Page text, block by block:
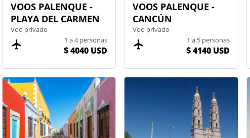
VOOS PALENQUE -
PLAYA DEL CARMEN
Voo privado
1 a 4 personas
$ 4040 USD
VOOS PALENQUE -
CANCÚN
Voo privado
1 a 5 personas
$ 4140 USD